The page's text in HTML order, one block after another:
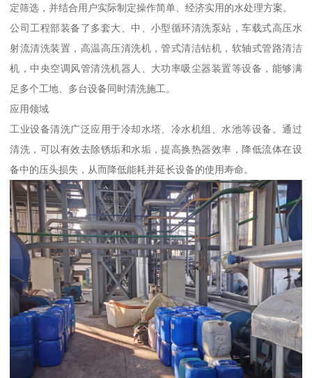
定筛选，并结合用户实际制定操作简单、经济实用的水处理方案。
公司工程部装备了多套大、中、小型循环清洗泵站，车载式高压水
射流清洗装置，高温高压清洗机，管式清洁钻机，软轴式管路清洁
机，中央空调风管清洗机器人、大功率吸尘器装置等设备，能够满
足多个工地、多台设备同时清洗施工。
应用领域
工业设备清洗广泛应用于冷却水塔、冷水机组、水池等设备。通过
清洗，可以有效去除锈垢和水垢，提高换热器效率，降低流体在设
备中的压头损失，从而降低能耗并延长设备的使用寿命。